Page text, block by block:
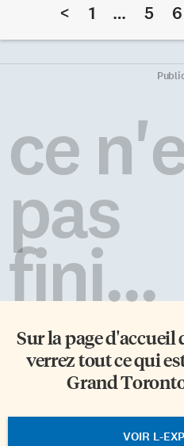
Quéméré? L’aventure a
alors que son bateau, l’Icade,
devait arriver par barge à
Tuktoyaktuk le 20 juin. Mais les
grand nombre de morceaux de
bois flottants, rendant
hasardeuse toute navigation, et
ce n’est que le 2 juillet […]
< 1 … 5 6
ce
pas
fini...
Sur la page d'accueil
verrez tout ce qui
Grand
VOIR L-